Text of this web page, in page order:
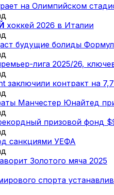
на Олимпийском
хоккей 2026 в Италии
будущие болиды
лига 2025/26,
заключили контракт на
Манчестер Юнайтед
призовой фонд
санкциями УЕФА
Золотого мяча 2025
спорта